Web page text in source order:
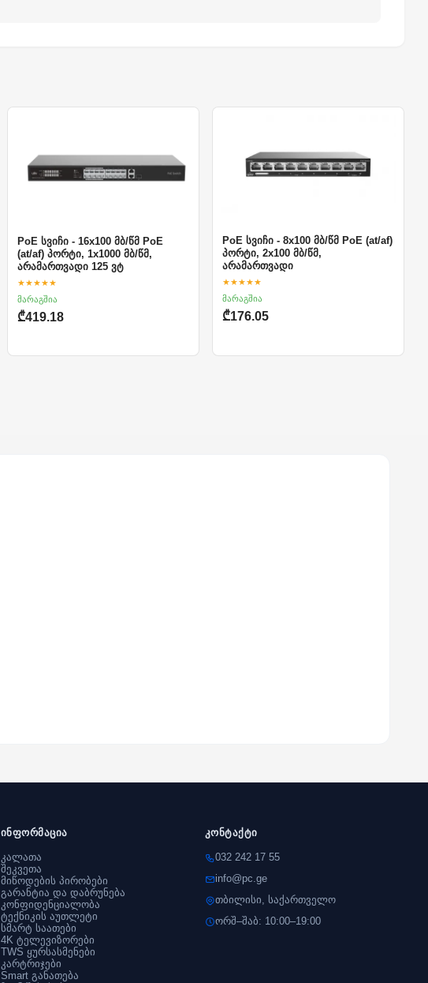
PoE სვიჩი - 16x100 მბ/წმ PoE
(at/af) პორტი, 1x1000 მბ/წმ,
არამართვადი 125 ვტ
★★★★★
მარაგშია
₾419.18
PoE სვიჩი - 8x100 მბ/წმ PoE (at/af)
პორტი, 2x100 მბ/წმ,
არამართვადი
★★★★★
მარაგშია
₾176.05
ინფორმაცია
კალათა
შეკვეთა
მიწოდების პირობები
გარანტია და დაბრუნება
კონფიდენციალობა
ტექნიკის აუთლეტი
სმარტ საათები
4K ტელევიზორები
TWS ყურსასმენები
კარტრიჯები
Smart განათება
კონტაქტი
032 242 17 55
info@pc.ge
თბილისი, საქართველო
ორშ–შაბ: 10:00–19:00